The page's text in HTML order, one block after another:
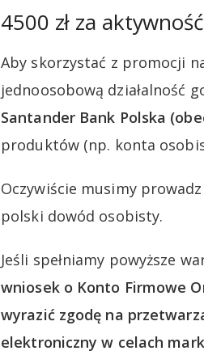
4500 zł za aktywność
Aby skorzystać z promocji
jednoosobową działalność
Santander Bank Polska
produktów (np. konta
Oczywiście musimy
polski dowód osobisty.
Jeśli spełniamy powyższe
wniosek o Konto Firmowe
wyrazić zgodę na
elektroniczny w celach